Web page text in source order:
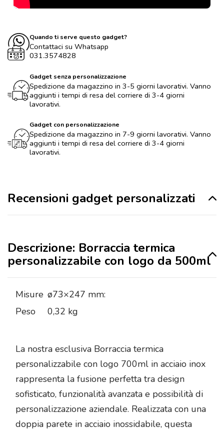
Quando ti serve questo gadget?
Contattaci su Whatsapp
031.3574828
Gadget senza personalizzazione
Spedizione da magazzino in 3-5 giorni lavorativi. Vanno
aggiunti i tempi di resa del corriere di 3-4 giorni
lavorativi.
Gadget con personalizzazione
Spedizione da magazzino in 7-9 giorni lavorativi. Vanno
aggiunti i tempi di resa del corriere di 3-4 giorni
lavorativi.
Recensioni gadget personalizzati
Descrizione: Borraccia termica
personalizzabile con logo da 500ml
Misure ø73×247 mm:
Peso
0,32 kg
La nostra esclusiva Borraccia termica
personalizzabile con logo 700ml in acciaio inox
rappresenta la fusione perfetta tra design
sofisticato, funzionalità avanzata e possibilità di
personalizzazione aziendale. Realizzata con una
doppia parete in acciaio inossidabile, questa